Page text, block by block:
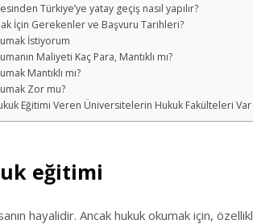
Türkiye’ye yatay geçiş nasıl yapılır?
İçin Gerekenler ve Başvuru Tarihleri?
İstiyorum
Maliyeti Kaç Para, Mantıklı mı?
Mantıklı mı?
Zor mu?
Eğitimi Veren Üniversitelerin Hukuk Fakülteleri Var
eğitimi
hayalidir. Ancak hukuk okumak için,